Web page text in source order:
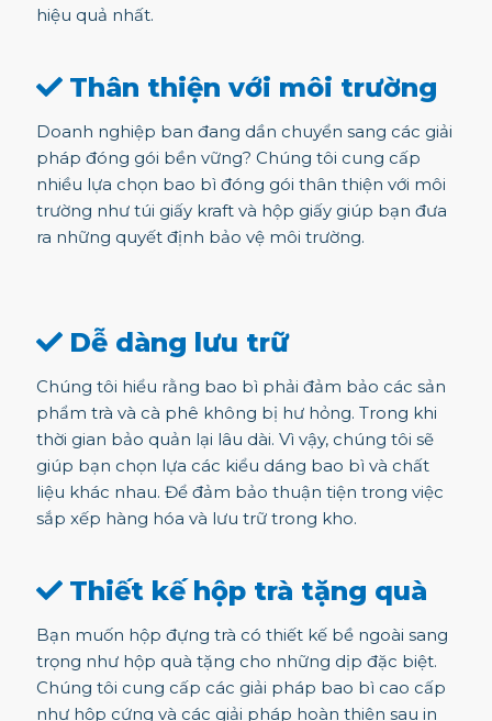
hiệu quả nhất.
Thân thiện với môi trường
Doanh nghiệp ban đang dần chuyển sang các giải
pháp đóng gói bền vững? Chúng tôi cung cấp
nhiều lựa chọn bao bì đóng gói thân thiện với môi
trường như túi giấy kraft và hộp giấy giúp bạn đưa
ra những quyết định bảo vệ môi trường.
Dễ dàng lưu trữ
Chúng tôi hiểu rằng bao bì phải đảm bảo các sản
phẩm trà và cà phê không bị hư hỏng. Trong khi
thời gian bảo quản lại lâu dài. Vì vậy, chúng tôi sẽ
giúp bạn chọn lựa các kiểu dáng bao bì và chất
liệu khác nhau. Để đảm bảo thuận tiện trong việc
sắp xếp hàng hóa và lưu trữ trong kho.
Thiết kế hộp trà tặng quà
Bạn muốn hộp đựng trà có thiết kế bề ngoài sang
trọng như hộp quà tặng cho những dịp đặc biệt.
Chúng tôi cung cấp các giải pháp bao bì cao cấp
như hộp cứng và các giải pháp hoàn thiện sau in